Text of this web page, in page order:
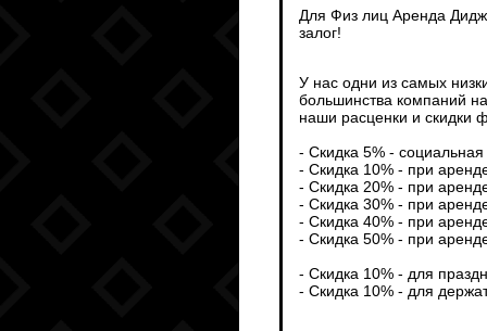
Для Физ лиц Аренда
залог!
У нас одни из самых
большинства компаний
наши расценки и скидки
- Скидка 5% -
- Скидка 10% - при
- Скидка 20% - при
- Скидка 30% - при
- Скидка 40% - при
- Скидка 50% - при
- Скидка 10% - для
- Скидка 10% - для